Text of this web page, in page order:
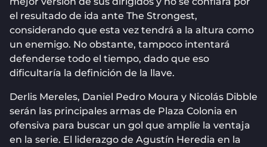
el resultado de ida ante The Strongest,
considerando que esta vez tendrá a la altura como
un enemigo. No obstante, tampoco intentará
defenderse todo el tiempo, dado que eso
dificultaría la definición de la llave.
Derlis Mereles, Daniel Pedro Moura y Nicolás Dibble
serán las principales armas de Plaza Colonia en
ofensiva para buscar un gol que amplíe la ventaja
en la serie. El liderazgo de Agustín Heredia en la